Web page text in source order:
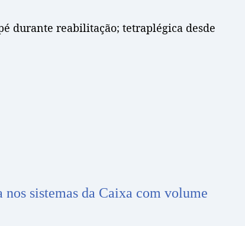
durante reabilitação; tetraplégica desde
nos sistemas da Caixa com volume